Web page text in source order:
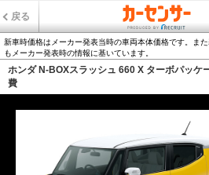
戻る
新車時価格はメーカー発表当時の車両本体価格です。ま
もメーカー発表時の情報に基いています。
ホンダ N-BOXスラッシュ 660 X ターボパッケ
費